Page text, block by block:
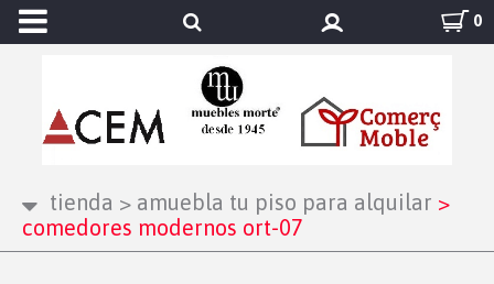
0
tienda > amuebla tu piso para alquilar >
comedores modernos ort-07